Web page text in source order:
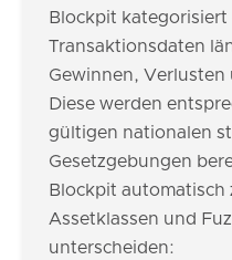
Blockpit kategorisiert
Transaktionsdaten
Gewinnen,
Diese werden
gültigen nationalen
Gesetzgebungen
Blockpit automatisch
Assetklassen und
unterscheiden: